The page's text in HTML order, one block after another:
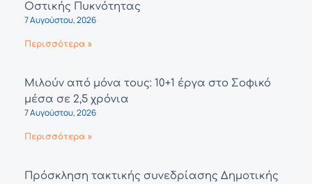
Οστικής Πυκνότητας
7 Αυγούστου, 2026
Περισσότερα »
Μιλούν από μόνα τους: 10+1 έργα στο Σοφικό
μέσα σε 2,5 χρόνια
7 Αυγούστου, 2026
Περισσότερα »
Πρόσκληση τακτικής συνεδρίασης Δημοτικής